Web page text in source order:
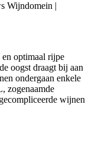
Wijndomein |
optimaal rijpe
oogst draagt bij aan
ondergaan enkele
zogenaamde
wijnen